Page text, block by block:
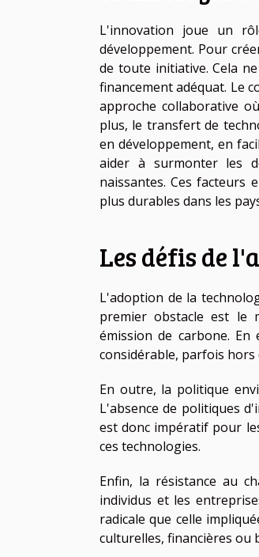
L'innovation joue un
développement. Pour
de toute initiative. Cela
financement adéquat. Le
approche collaborative
plus, le transfert de
en développement, en
aider à surmonter les
naissantes. Ces facteurs
plus durables dans les
Les défis de
L'adoption de la
premier obstacle est le
émission de carbone.
considérable, parfois hors
En outre, la politique
L'absence de politiques
est donc impératif pour
ces technologies.
Enfin, la résistance au
individus et les
radicale que celle
culturelles, financières ou